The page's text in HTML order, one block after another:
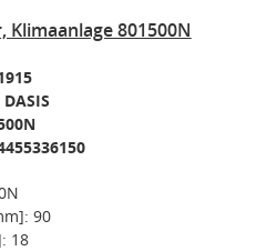
Klimaanlage 801500N
DASIS
90
18